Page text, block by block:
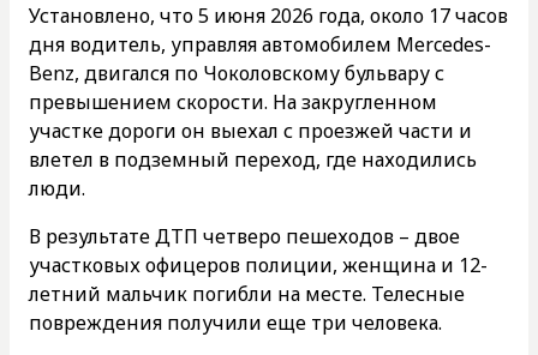
Установлено, что 5 июня 2026 года, около 17 часов
дня водитель, управляя автомобилем Mercedes-
Benz, двигался по Чоколовскому бульвару с
превышением скорости. На закругленном
участке дороги он выехал с проезжей части и
влетел в подземный переход, где находились
люди.
В результате ДТП четверо пешеходов – двое
участковых офицеров полиции, женщина и 12-
летний мальчик погибли на месте. Телесные
повреждения получили еще три человека.